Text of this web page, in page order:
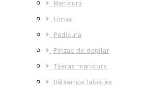
Manicura
Limas
Pedicura
Pinzas de depilar
Tijeras manicura
Bálsamos labiales